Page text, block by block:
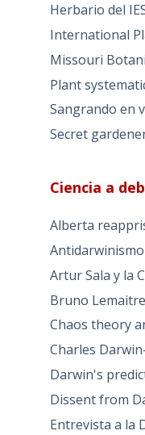
Herbario del
International
Missouri
Plant
Sangrando en
Secret
Ciencia a
Alberta
Artur Sala y la
Bruno Lemaitre
Chaos theory
Charles
Darwin's
Dissent from
Entrevista a la